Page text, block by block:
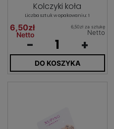
Kolczyki koła
Liczba sztuk w opakowaniu: 1
6,50zł
Netto
6,50zł za sztukę
Netto
- +
DO KOSZYKA